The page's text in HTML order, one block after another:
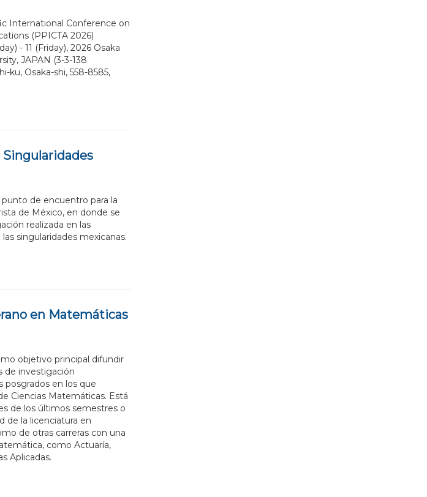
International Conference on
(PPICTA 2026)
- 11 (Friday), 2026 Osaka
JAPAN (3-3-138
ku, Osaka-shi, 558-8585,
punto de encuentro para la
de México, en donde se
realizada en las
singularidades mexicanas.
en Matemáticas
objetivo principal difundir
de investigación
posgrados en los que
Ciencias Matemáticas. Está
de los últimos semestres o
de la licenciatura en
de otras carreras con una
como Actuaría,
Aplicadas.